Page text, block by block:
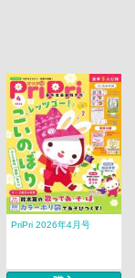
PriPri 2026年4月号